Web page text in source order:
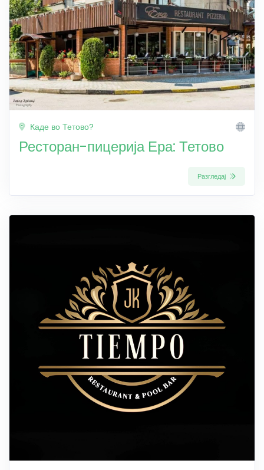
Каде во Тетово?
Ресторан-пицерија Ера: Тетово
Разгледај